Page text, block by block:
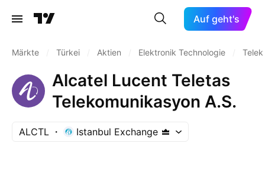
Auf geht's
Märkte Türkei Aktien Elektronik Technologie
Alcatel Lucent Teletas
Telekomunikasyon A.S.
ALCTL Istanbul Exchange